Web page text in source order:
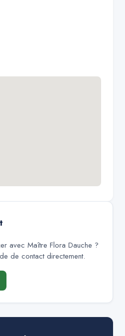
avec Maître Flora Dauche ?
de contact directement.